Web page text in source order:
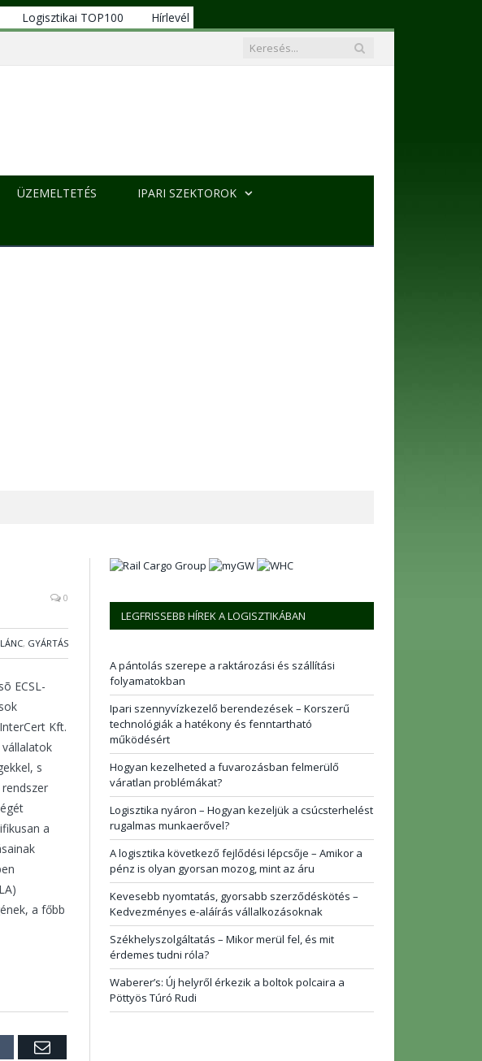
Logisztikai TOP100
Hírlevél
ÜZEMELTETÉS IPARI SZEKTOROK
0
, GYÁRTÁS
ECSL-
Kft.
s
a
a főbb
E-
LEGFRISSEBB HÍREK A LOGISZTIKÁBAN
A pántolás szerepe a raktározási és szállítási
folyamatokban
Ipari szennyvízkezelő berendezések – Korszerű
technológiák a hatékony és fenntartható
működésért
Hogyan kezelheted a fuvarozásban felmerülő
váratlan problémákat?
Logisztika nyáron – Hogyan kezeljük a csúcsterhelést
rugalmas munkaerővel?
A logisztika következő fejlődési lépcsője – Amikor a
pénz is olyan gyorsan mozog, mint az áru
Kevesebb nyomtatás, gyorsabb szerződéskötés –
Kedvezményes e-aláírás vállalkozásoknak
Székhelyszolgáltatás – Mikor merül fel, és mit
érdemes tudni róla?
Waberer’s: Új helyről érkezik a boltok polcaira a
Pöttyös Túró Rudi